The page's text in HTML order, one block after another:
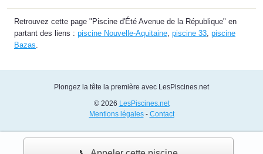
Retrouvez cette page "Piscine d'Été Avenue de la République" en
partant des liens : piscine Nouvelle-Aquitaine piscine 33 piscine
Bazas
Plongez la tête la première avec LesPiscines.net
© 2026 LesPiscines.net
Mentions légales- Contact